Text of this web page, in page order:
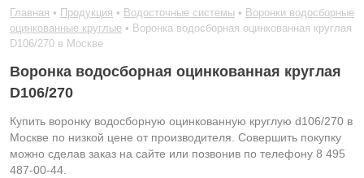
Главная Продукция Водосточные системы
Воронки водосборные
оцинкованные круглые
Воронка водосборная оцинкованная круглая
D106/270 в Москве
Воронка водосборная оцинкованная круглая
D106/270
Купить воронку водосборную оцинкованную круглую d106/270 в
Москве по низкой цене от производителя. Совершить покупку
можно сделав заказ на сайте или позвонив по телефону 8 495
487-00-44.